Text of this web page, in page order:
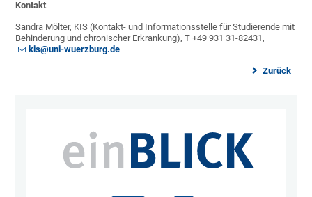
Kontakt
Sandra Mölter, KIS (Kontakt- und Informationsstelle für Studierende mit
Behinderung und chronischer Erkrankung), T +49 931 31-82431,
kis@uni-wuerzburg.de
Zurück